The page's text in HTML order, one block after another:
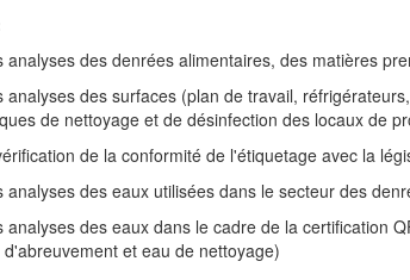
analyses des denrées alimentaires, des matières
analyses des surfaces (plan de travail,
de nettoyage et de désinfection des locaux de
de la conformité de l'étiquetage avec la
analyses des eaux utilisées dans le secteur des
analyses des eaux dans le cadre de la certification
d'abreuvement et eau de nettoyage)